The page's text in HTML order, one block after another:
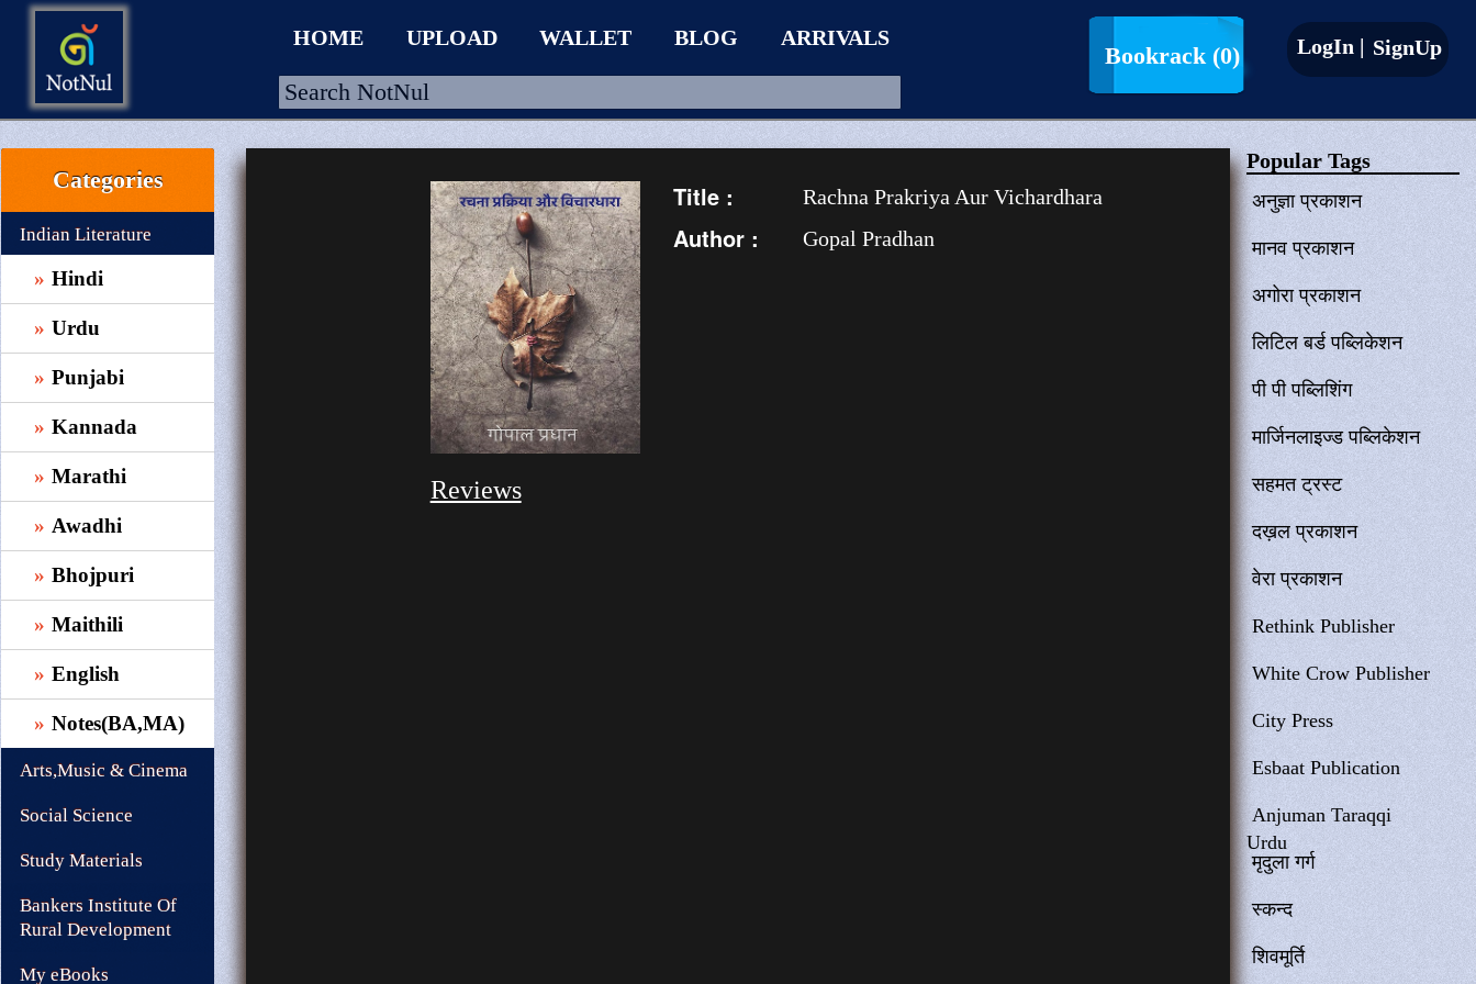
HOME
UPLOAD
WALLET
BLOG
ARRIVALS
CATEGORIES >
HOME UPLOAD WALLET BLOG ARRIVALS
Bookrack (0) LogIn | SignUp
Categories
Indian Literature
Hindi
Urdu
Punjabi
Kannada
Marathi
Awadhi
Bhojpuri
Maithili
English
Notes(BA,MA)
Arts,Music & Cinema
Social Science
Study Materials
Bankers Institute Of
Rural Development
My eBooks
Title : Rachna Prakriya Aur Vichardhara
Author : Gopal Pradhan
Reviews
Popular Tags
अनुज्ञा प्रकाशन
मानव प्रकाशन
अगोरा प्रकाशन
लिटिल बर्ड पब्लिकेशन
पी पी पब्लिशिंग
मार्जिनलाइज्ड पब्लिकेशन
सहमत ट्रस्ट
दख़ल प्रकाशन
वेरा प्रकाशन
Rethink Publisher
White Crow Publisher
City Press
Esbaat Publication
Anjuman Taraqqi
Urdu
मृदुला गर्ग
स्कन्द
शिवमूर्ति